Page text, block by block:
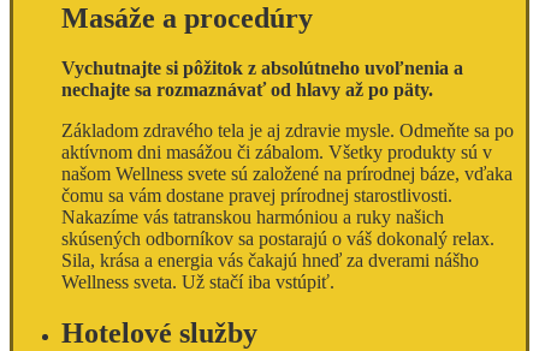
Masáže a procedúry
Vychutnajte si pôžitok z absolútneho uvoľnenia a
nechajte sa rozmaznávať od hlavy až po päty.
Základom zdravého tela je aj zdravie mysle. Odmeňte sa po
aktívnom dni masážou či zábalom. Všetky produkty sú v
našom Wellness svete sú založené na prírodnej báze, vďaka
čomu sa vám dostane pravej prírodnej starostlivosti.
Nakazíme vás tatranskou harmóniou a ruky našich
skúsených odborníkov sa postarajú o váš dokonalý relax.
Sila, krása a energia vás čakajú hneď za dverami nášho
Wellness sveta. Už stačí iba vstúpiť.
Hotelové služby